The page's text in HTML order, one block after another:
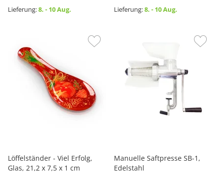
Lieferung:8. - 10 Aug. Lieferung:8. - 10 Aug.
Löffelständer - Viel Erfolg,
Glas, 21,2 x 7,5 x 1 cm
Manuelle Saftpresse SB-1,
Edelstahl